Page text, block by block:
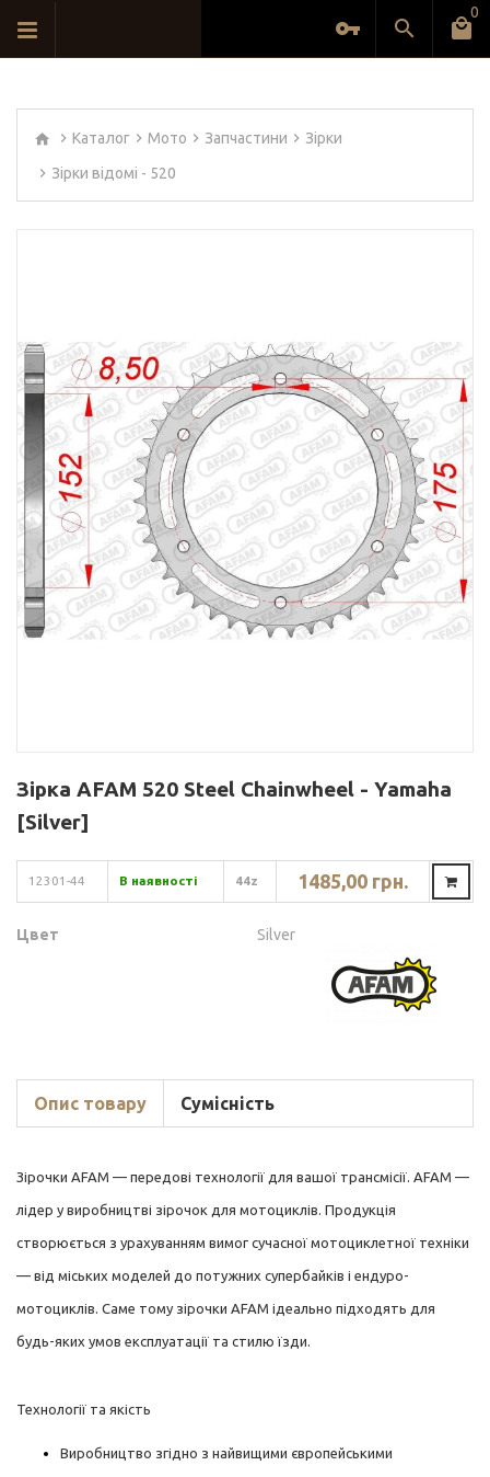
0
Каталог Мото Запчастини Зірки
Зірки відомі - 520
Зірка AFAM 520 Steel Chainwheel - Yamaha
[Silver]
12301-44 В наявності 44z 1485,00 грн.
Цвет Silver
Опис товару Сумісність
Зірочки AFAM — передові технології для вашої трансмісії. AFAM —
лідер у виробництві зірочок для мотоциклів. Продукція
створюється з урахуванням вимог сучасної мотоциклетної техніки
— від міських моделей до потужних супербайків і ендуро-
мотоциклів. Саме тому зірочки AFAM ідеально підходять для
будь-яких умов експлуатації та стилю їзди.
Технології та якість
Виробництво згідно з найвищими європейськими